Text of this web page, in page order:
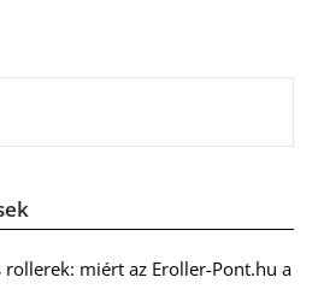
miért az Eroller-Pont.hu a